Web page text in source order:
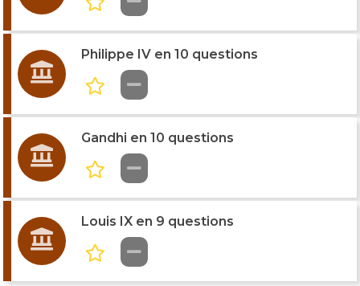
Philippe IV en 10 questions
Gandhi en 10 questions
Louis IX en 9 questions